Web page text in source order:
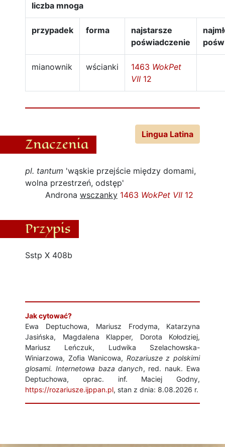
liczba mnoga
przypadek forma
najstarsze
poświadczenie
mianownik wścianki 1463 WokPet
VII 12
Znaczenia
Lingua Latina
pl. tantum 'wąskie przejście między domami,
wolna przestrzeń, odstęp'
Androna wsczanky 1463 WokPet VII 12
Przypis
Sstp X 408b
Jak cytować?
Ewa Deptuchowa, Mariusz Frodyma, Katarzyna
Jasińska, Magdalena Klapper, Dorota Kołodziej,
Mariusz Leńczuk, Ludwika Szelachowska-
Winiarzowa, Zofia Wanicowa, Rozariusze z polskimi
glosami. Internetowa baza danych, red. nauk. Ewa
Deptuchowa, oprac. inf. Maciej Godny,
https://rozariusze.ijppan.pl, stan z dnia: 8.08.2026 r.